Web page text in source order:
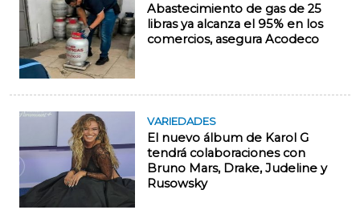
Abastecimiento de gas de 25
libras ya alcanza el 95% en los
comercios, asegura Acodeco
VARIEDADES
El nuevo álbum de Karol G
tendrá colaboraciones con
Bruno Mars, Drake, Judeline y
Rusowsky